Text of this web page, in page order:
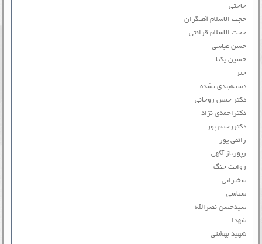
حاجتی
حجت الاسلام آهنگران
حجت الاسلام قرائتی
حسن عباسی
حسین یکتا
خبر
دسته‌بندی نشده
دکتر حسن روحانی
دکتراحمدی نژاد
دکتررحیم پور
رائفی پور
رپورتاژ آگهی
روایت جنگ
سخنرانی
سیاسی
سیدحسن نصرالله
شهدا
شهید بهشتی